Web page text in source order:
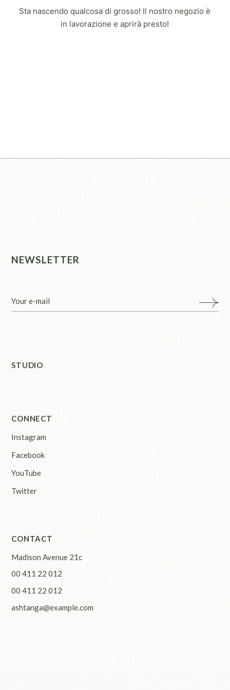
Sta nascendo qualcosa di grosso! Il nostro negozio è
in lavorazione e aprirà presto!
NEWSLETTER
STUDIO
CONNECT
Instagram
Facebook
YouTube
Twitter
CONTACT
Madison Avenue 21c
00 411 22 012
00 411 22 012
ashtanga@example.com